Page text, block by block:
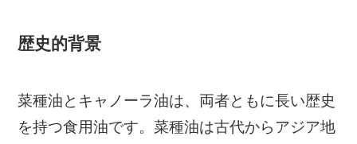
歴史的背景
菜種油とキャノーラ油は、両者ともに長い歴史
を持つ食用油です。菜種油は古代からアジア地